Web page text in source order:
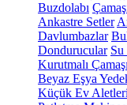
Buzdolabı
Ankastre Setler
Davlumbazlar
Dondurucular
Kurutmalı
Beyaz Eşya
Küçük Ev Aletleri